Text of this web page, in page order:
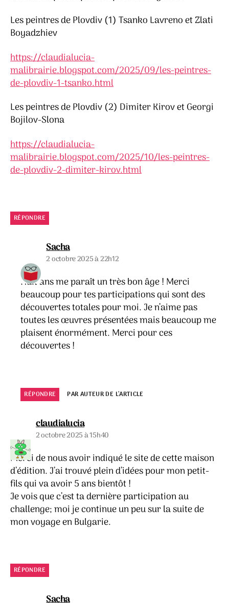
Les peintres de Plovdiv (1) Tsanko Lavreno et Zlati
Boyadzhiev
https://claudialucia-
malibrairie.blogspot.com/2025/09/les-peintres-
de-plovdiv-1-tsanko.html
Les peintres de Plovdiv (2) Dimiter Kirov et Georgi
Bojilov-Slona
https://claudialucia-
malibrairie.blogspot.com/2025/10/les-peintres-
de-plovdiv-2-dimiter-kirov.html
RÉPONDRE
Sachadit :
2 octobre 2025 à 22h12
Huit ans me paraît un très bon âge ! Merci
beaucoup pour tes participations qui sont des
découvertes totales pour moi. Je n’aime pas
toutes les œuvres présentées mais beaucoup me
plaisent énormément. Merci pour ces
découvertes !
RÉPONDRE PAR AUTEUR DE L’ARTICLE
claudialuciadit :
2 octobre 2025 à 15h40
Merci de nous avoir indiqué le site de cette maison
d’édition. J’ai trouvé plein d’idées pour mon petit-
fils qui va avoir 5 ans bientôt !
Je vois que c’est ta dernière participation au
challenge; moi je continue un peu sur la suite de
mon voyage en Bulgarie.
RÉPONDRE
Sachadit :